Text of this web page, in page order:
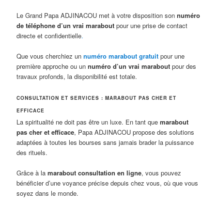
Le Grand Papa ADJINACOU met à votre disposition sonnuméro
de téléphone d’un vrai marabout pour une prise de contact
directe et confidentielle.
Que vous cherchiez unnuméro marabout gratuit pour une
première approche ou unnuméro d’un vrai marabout pour des
travaux profonds, la disponibilité est totale.
CONSULTATION ET SERVICES : MARABOUT PAS CHER ET
EFFICACE
La spiritualité ne doit pas être un luxe. En tant quemarabout
pas cher et efficace, Papa ADJINACOU propose des solutions
adaptées à toutes les bourses sans jamais brader la puissance
des rituels.
Grâce à lamarabout consultation en ligne, vous pouvez
bénéficier d’une voyance précise depuis chez vous, où que vous
soyez dans le monde.